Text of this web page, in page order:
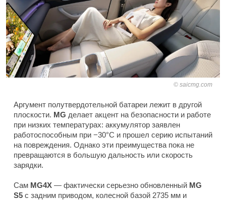
saicmg.com
Аргумент полутвердотельной батареи лежит в другой
плоскости. MG делает акцент на безопасности и работе
при низких температурах: аккумулятор заявлен
работоспособным при −30°C и прошел серию испытаний
на повреждения. Однако эти преимущества пока не
превращаются в большую дальность или скорость
зарядки.
Сам MG4X — фактически серьезно обновленный MG
S5 с задним приводом, колесной базой 2735 мм и